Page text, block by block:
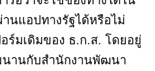
นแอปทางรัฐได้หรือไม่
ร์มเดิมของ ธ.ก.ส. โดยอยู่
นานกับสำนักงานพัฒนา